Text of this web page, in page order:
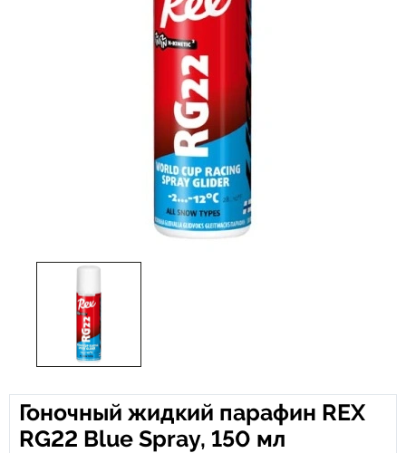
Гоночный жидкий парафин REX
RG22 Blue Spray, 150 мл